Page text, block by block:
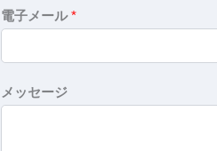
電子メール*
メッセージ